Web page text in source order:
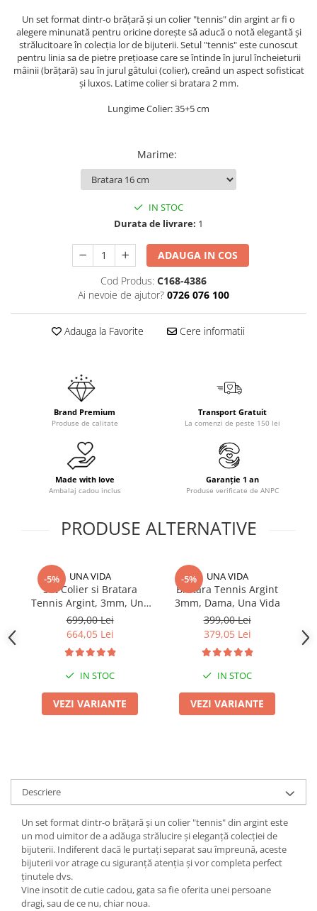
Un set format dintr-o brățară și un colier "tennis" din argint ar fi o
alegere minunată pentru oricine dorește să aducă o notă elegantă și
strălucitoare în colecția lor de bijuterii. Setul "tennis" este cunoscut
pentru linia sa de pietre prețioase care se întinde în jurul încheieturii
mâinii (brățară) sau în jurul gâtului (colier), creând un aspect sofisticat
și luxos. Latime colier si bratara 2 mm.
Lungime Colier: 35+5 cm
Marime:
IN STOC
Durata de livrare: 1
ADAUGA IN COS
Cod Produs: C168-4386
Ai nevoie de ajutor? 0726 076 100
Adauga la Favorite Cere informatii
Brand Premium
Produse de calitate
Transport Gratuit
La comenzi de peste 150 lei
Made with love
Ambalaj cadou inclus
Garanție 1 an
Produse verificate de ANPC
PRODUSE ALTERNATIVE
-5% UNA VIDA
Set Colier si Bratara
Tennis Argint, 3mm, Una
Vida
699,00 Lei
664,05 Lei
IN STOC
VEZI VARIANTE
-5% UNA VIDA
Bratara Tennis Argint
3mm, Dama, Una Vida
399,00 Lei
379,05 Lei
IN STOC
VEZI VARIANTE
Descriere
Un set format dintr-o brățară și un colier "tennis" din argint este
un mod uimitor de a adăuga strălucire și eleganță colecției de
bijuterii. Indiferent dacă le purtați separat sau împreună, aceste
bijuterii vor atrage cu siguranță atenția și vor completa perfect
ținutele dvs.
Vine insotit de cutie cadou, gata sa fie oferita unei persoane
dragi, sau de ce nu, chiar noua.